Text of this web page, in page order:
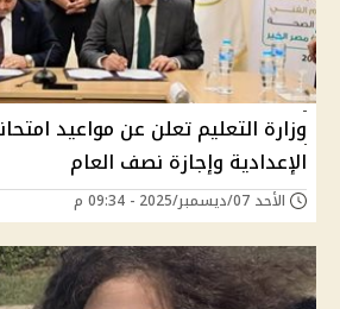
وزارة التعليم تعلن عن مواعيد
الإعدادية وإجازة نصف العام
الأحد 07/ديسمبر/2025 - 09:34 م